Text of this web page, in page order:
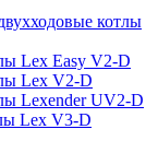
котлы
Lex Easy V2-D
Lex V2-D
Lexender UV2-D
Lex V3-D